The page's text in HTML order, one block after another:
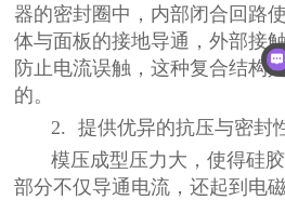
器的密封圈中，内部闭合回路
体与面板的接地导通，外部接
防止电流误触，这种复合结构
的。
2. 提供优异的抗压与密封
模压成型压力大，使得硅
部分不仅导通电流，还起到电